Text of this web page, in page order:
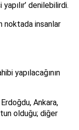
denilebilirdi.
noktada insanlar
yapılacağının
Ankara,
olduğu; diğer